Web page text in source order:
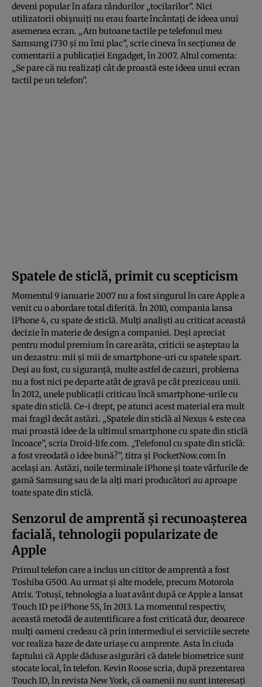
deveni popular în afara rândurilor „tocilarilor”. Nici
utilizatorii obişnuiţi nu erau foarte încântaţi de ideea unui
asemenea ecran. „Am butoane tactile pe telefonul meu
Samsung i730 şi nu îmi plac”, scrie cineva în secţiunea de
comentarii a publicaţiei Engadget, în 2007. Altul comenta:
„Se pare că nu realizaţi cât de proastă este ideea unui ecran
tactil pe un telefon”.
Spatele de sticlă, primit cu scepticism
Momentul 9 ianuarie 2007 nu a fost singurul în care Apple a
venit cu o abordare total diferită. În 2010, compania lansa
iPhone 4, cu spate de sticlă. Mulţi analişti au criticat această
decizie în materie de design a companiei. Deşi apreciat
pentru modul premium în care arăta, criticii se aşteptau la
un dezastru: mii şi mii de smartphone-uri cu spatele spart.
Deşi au fost, cu siguranţă, multe astfel de cazuri, problema
nu a fost nici pe departe atât de gravă pe cât preziceau unii.
În 2012, unele publicaţii criticau încă smartphone-urile cu
spate din sticlă. Ce-i drept, pe atunci acest material era mult
mai fragil decât astăzi. „Spatele din sticlă al Nexus 4 este cea
mai proastă idee de la ultimul smartphone cu spate din sticlă
încoace”, scria Droid-life.com. „Telefonul cu spate din sticlă:
a fost vreodată o idee bună?”, titra şi PocketNow.com în
acelaşi an. Astăzi, noile terminale iPhone şi toate vârfurile de
gamă Samsung sau de la alţi mari producători au aproape
toate spate din sticlă.
Senzorul de amprentă şi recunoaşterea
facială, tehnologii popularizate de
Apple
Primul telefon care a inclus un cititor de amprentă a fost
Toshiba G500. Au urmat şi alte modele, precum Motorola
Atrix. Totuşi, tehnologia a luat avânt după ce Apple a lansat
Touch ID pe iPhone 5S, în 2013. La momentul respectiv,
această metodă de autentificare a fost criticată dur, deoarece
mulţi oameni credeau că prin intermediul ei serviciile secrete
vor realiza baze de date uriaşe cu amprente. Asta în ciuda
faptului că Apple dăduse asigurări că datele biometrice sunt
stocate local, în telefon. Kevin Roose scria, după prezentarea
Touch ID, în revista New York, că oamenii nu sunt interesaţi